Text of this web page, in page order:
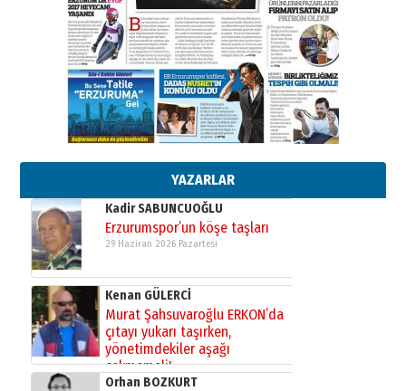
YAZARLAR
Cem Bakırcı
Ardında bıraktığı hatıralarıyla
gönül adamı Faruk Terzioğlu!
13 Mayıs 2026 Çarşamba
Esat BİNDESEN
Başkan Sekmen’den Erzurum’a
02 Ağustos 2026 Pazar
Kadir SABUNCUOĞLU
Erzurumspor’un köşe taşları
29 Haziran 2026 Pazartesi
Kenan GÜLERCİ
Murat Şahsuvaroğlu ERKON’da
çıtayı yukarı taşırken,
yönetimdekiler aşağı
çekmemeli!
17 Şubat 2026 SalıOrhan BOZKURT